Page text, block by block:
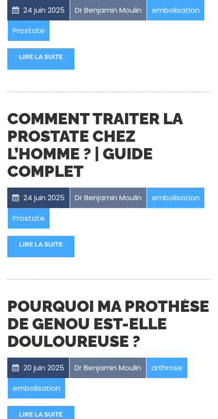
24 juin 2025 Dr Benjamin Moulin
embolisation
Prostate
LIRE LA SUITE
COMMENT TRAITER LA
PROSTATE CHEZ
L’HOMME ? | GUIDE
COMPLET
24 juin 2025 Dr Benjamin Moulin
embolisation
Prostate
LIRE LA SUITE
POURQUOI MA PROTHÈSE
DE GENOU EST-ELLE
DOULOUREUSE ?
20 juin 2025 Dr Benjamin Moulin
arthrose
embolisation
LIRE LA SUITE